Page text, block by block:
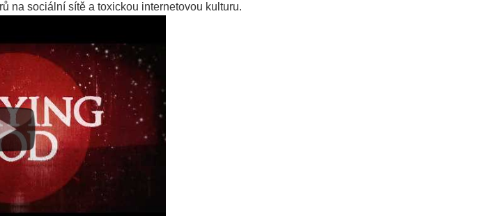
na sociální sítě a toxickou internetovou kulturu.